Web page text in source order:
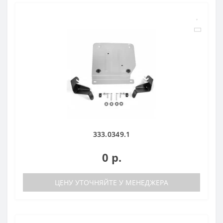
333.0349.1
0 р.
ЦЕНУ УТОЧНЯЙТЕ У МЕНЕДЖЕРА